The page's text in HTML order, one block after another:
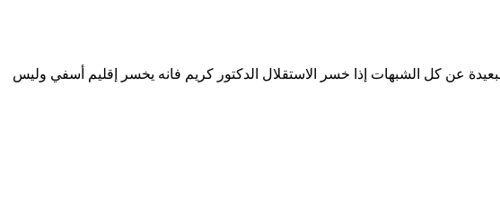
عن كل الشبهات إذا خسر الاستقلال الدكتور كريم فانه يخسر إقليم أسفي وليس